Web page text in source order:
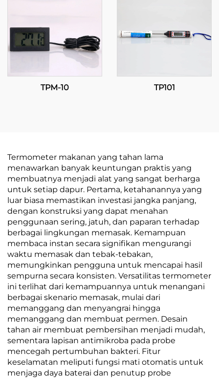
TPM-10 TP101
Termometer makanan yang tahan lama
menawarkan banyak keuntungan praktis yang
membuatnya menjadi alat yang sangat berharga
untuk setiap dapur. Pertama, ketahanannya yang
luar biasa memastikan investasi jangka panjang,
dengan konstruksi yang dapat menahan
penggunaan sering, jatuh, dan paparan terhadap
berbagai lingkungan memasak. Kemampuan
membaca instan secara signifikan mengurangi
waktu memasak dan tebak-tebakan,
memungkinkan pengguna untuk mencapai hasil
sempurna secara konsisten. Versatilitas termometer
ini terlihat dari kemampuannya untuk menangani
berbagai skenario memasak, mulai dari
memanggang dan menyangrai hingga
memanggang dan membuat permen. Desain
tahan air membuat pembersihan menjadi mudah,
sementara lapisan antimikroba pada probe
mencegah pertumbuhan bakteri. Fitur
keselamatan meliputi fungsi mati otomatis untuk
menjaga daya baterai dan penutup probe